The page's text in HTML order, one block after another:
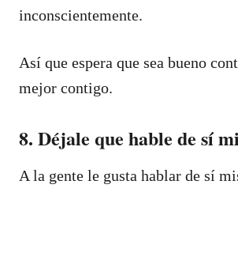
inconscientemente.
Así que espera que sea bueno
mejor contigo.
8. Déjale que hable de sí
A la gente le gusta hablar de sí